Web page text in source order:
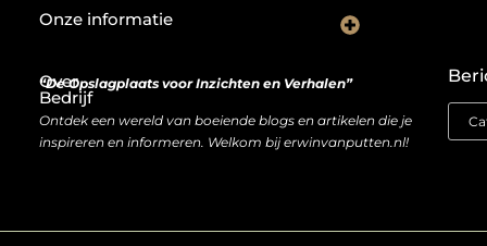
Over
Bedrijf
“De Opslagplaats voor Inzichten en Verhalen”
Ontdek een wereld van boeiende blogs en artikelen die je
inspireren en informeren. Welkom bij erwinvanputten.nl!
Onze informatie